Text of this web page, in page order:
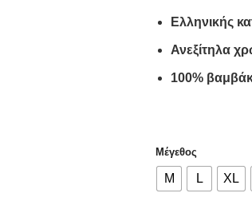
Eλληνικής
Ανεξίτηλα
100%
Μέγεθος
M L XL